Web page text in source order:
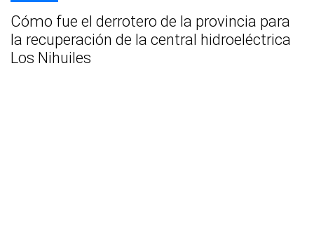
Cómo fue el derrotero de la provincia para
la recuperación de la central hidroeléctrica
Los Nihuiles